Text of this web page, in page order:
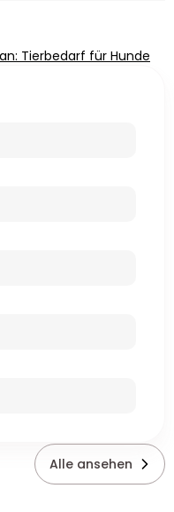
Tierbedarf für Hunde
Alle ansehen